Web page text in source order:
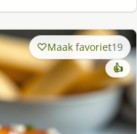
Maak favoriet19
👍